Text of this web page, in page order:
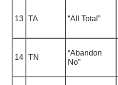
13 TA “All Total”
14 TN
“Abandon
No”